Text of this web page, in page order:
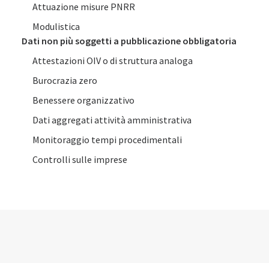
Attuazione misure PNRR
Modulistica
Dati non più soggetti a pubblicazione obbligatoria
Attestazioni OIV o di struttura analoga
Burocrazia zero
Benessere organizzativo
Dati aggregati attività amministrativa
Monitoraggio tempi procedimentali
Controlli sulle imprese